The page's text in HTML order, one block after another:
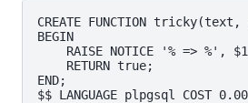
CREATE FUNCTION
BEGIN
RAISE NOTICE '% => %',
    RETURN true;
END;
$$ LANGUAGE plpgsql COST